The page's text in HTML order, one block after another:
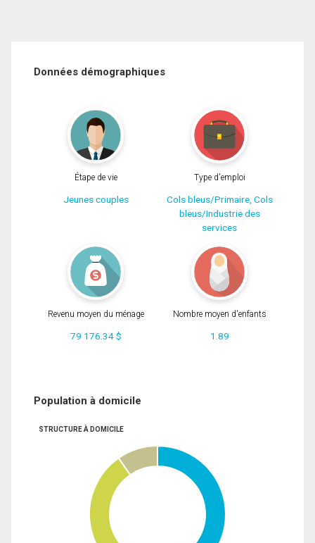
Données démographiques
Étape de vie
Jeunes couples
Type d'emploi
Cols bleus/Primaire, Cols
bleus/Industrie des
services
Revenu moyen du ménage
79 176.34 $
Nombre moyen d'enfants
1.89
Population à domicile
STRUCTURE À DOMICILE